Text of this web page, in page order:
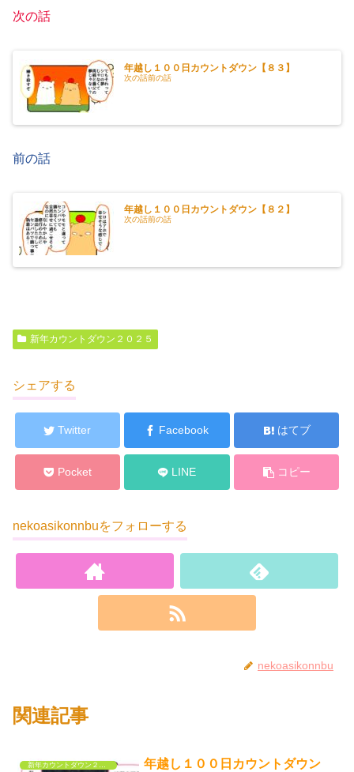
次の話
年越し１００日カウントダウン【８３】
次の話前の話
前の話
年越し１００日カウントダウン【８２】
次の話前の話
新年カウントダウン２０２５
シェアする
Twitter Facebook はてブ
Pocket LINE コピー
nekoasikonnbuをフォローする
nekoasikonnbu
関連記事
新年カウントダウン２０２５
年越し１００日カウントダウン